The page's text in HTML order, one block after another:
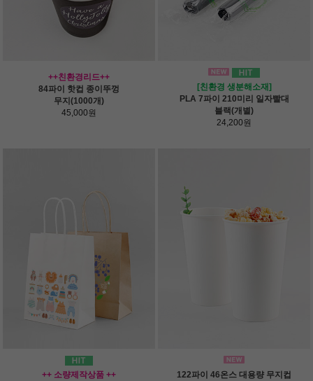
++친환경리드++
84파이 핫컵 종이뚜껑
무지(1000개)
45,000원
[친환경 생분해소재]
PLA 7파이 210미리 일자빨대
블랙(개별)
24,200원
++ 소량제작상품 ++
122파이 46온스 대용량 무지컵